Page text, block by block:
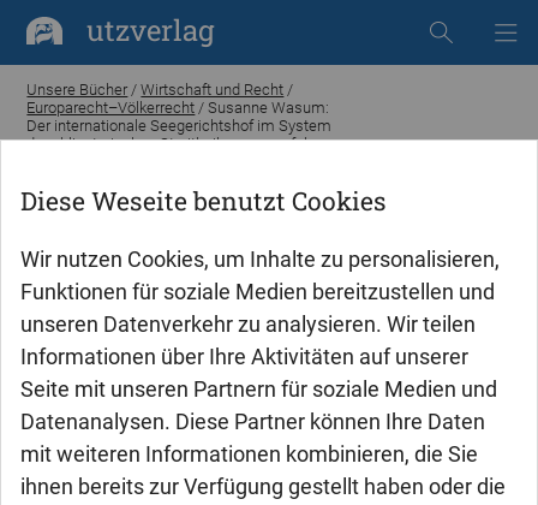
Diese Weseite benutzt Cookies
Wir nutzen Cookies, um Inhalte zu personalisieren,
Funktionen für soziale Medien bereitzustellen und
unseren Datenverkehr zu analysieren. Wir teilen
Informationen über Ihre Aktivitäten auf unserer
Seite mit unseren Partnern für soziale Medien und
Datenanalysen. Diese Partner können Ihre Daten
mit weiteren Informationen kombinieren, die Sie
ihnen bereits zur Verfügung gestellt haben oder die
utzverlag
Unsere Bücher /Wirtschaft und Recht /
Europarecht–Völkerrecht / Susanne Wasum:
Der internationale Seegerichtshof im System
der obligatorischen Streitbeilegungsverfahren